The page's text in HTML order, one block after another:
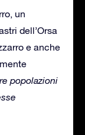
un
dell’Orsa
e anche
popolazioni